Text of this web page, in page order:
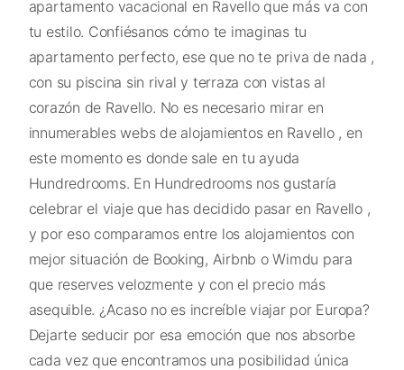
apartamento vacacional en Ravello que más va con
tu estilo. Confiésanos cómo te imaginas tu
apartamento perfecto, ese que no te priva de nada ,
con su piscina sin rival y terraza con vistas al
corazón de Ravello. No es necesario mirar en
innumerables webs de alojamientos en Ravello , en
este momento es donde sale en tu ayuda
Hundredrooms. En Hundredrooms nos gustaría
celebrar el viaje que has decidido pasar en Ravello ,
y por eso comparamos entre los alojamientos con
mejor situación de Booking, Airbnb o Wimdu para
que reserves velozmente y con el precio más
asequible. ¿Acaso no es increíble viajar por Europa?
Dejarte seducir por esa emoción que nos absorbe
cada vez que encontramos una posibilidad única